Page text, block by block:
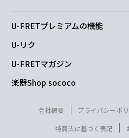
U-FRETプレミアムの機能
U-リク
U-FRETマガジン
楽器Shop sococo
会社概要 プライバシーポ
特商法に基づく表記